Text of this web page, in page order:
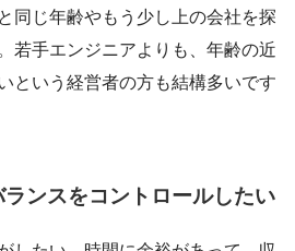
同じ年齢やもう少し上の会社を探
若手エンジニアよりも、年齢の近
という経営者の方も結構多いです
ンスをコントロールしたい